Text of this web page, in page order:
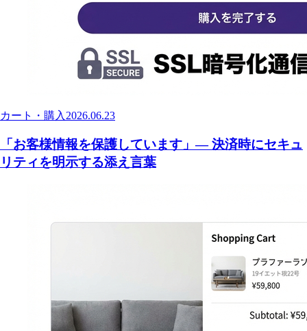
カート・購入 2026.06.23
「お客様情報を保護しています」— 決済時にセキュ
リティを明示する添え言葉